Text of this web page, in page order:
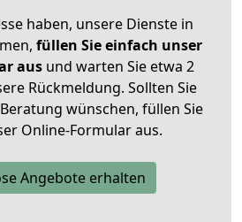
haben, unsere Dienste in
füllen Sie einfach unser
ausund warten Sie etwa 2
Rückmeldung. Sollten Sie
wünschen, füllen Sie
Online-Formular aus.
Angebote erhalten